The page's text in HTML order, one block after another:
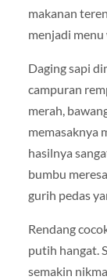
makanan
menjadi
Daging sapi
campuran
merah,
memasaknya
hasilnya
bumbu
gurih pedas
Rendang
putih hangat.
semakin